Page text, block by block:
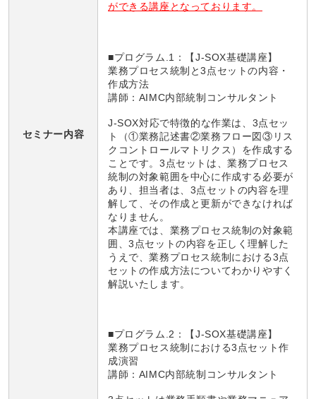
セミナー内容
ができる講座となっております。
■プログラム .1
：【J-SOX基礎講座】
業務プロセス統制と3点セットの内容・
作成方法
講師：AIMC内部統制コンサルタント
J-SOX対応で特徴的な作業は、3点セッ
ト（①業務記述書②業務フロー図③リス
クコントロールマトリクス）を作成する
ことです。3点セットは、業務プロセス
統制の対象範囲を中心に作成する必要が
あり、担当者は、3点セットの内容を理
解して、その作成と更新ができなければ
なりません。
本講座では、業務プロセス統制の対象範
囲、3点セットの内容を正しく理解した
うえで、業務プロセス統制における3点
セットの作成方法についてわかりやすく
解説いたします。
■プログラム.2：【J-SOX基礎講座】
業務プロセス統制における3点セット作
成演習
講師：AIMC内部統制コンサルタント